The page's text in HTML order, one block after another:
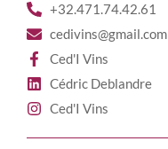
+32.471.74.42.61
cedivins@gmail.com
Ced'I Vins
Cédric Deblandre
Ced'I Vins